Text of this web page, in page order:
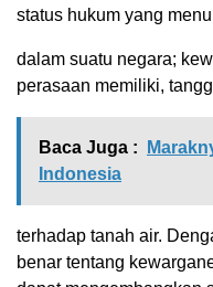
status hukum yang
dalam suatu negara;
perasaan memiliki,
Baca Juga :
Indonesia
terhadap tanah air.
benar tentang